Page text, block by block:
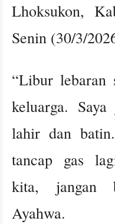
Lhoksukon,
Senin (30/3/
“Libur lebaran
keluarga.
lahir dan
tancap gas
kita, jangan
Ayahwa.